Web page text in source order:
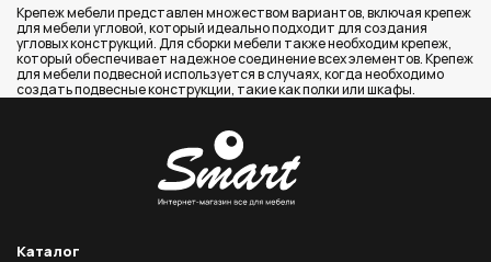
Крепеж мебели представлен множеством вариантов, включая крепеж
для мебели угловой, который идеально подходит для создания
угловых конструкций. Для сборки мебели также необходим крепеж,
который обеспечивает надежное соединение всех элементов. Крепеж
для мебели подвесной используется в случаях, когда необходимо
создать подвесные конструкции, такие как полки или шкафы.
Каталог